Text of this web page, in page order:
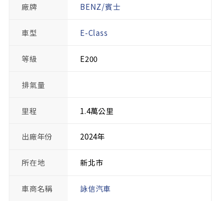
廠牌 BENZ/賓士
車型 E-Class
等級 E200
排氣量
里程 1.4萬公里
出廠年份 2024年
所在地 新北市
車商名稱 詠信汽車